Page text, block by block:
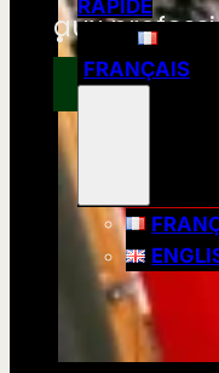
RAPIDE
FRANÇAIS
aux